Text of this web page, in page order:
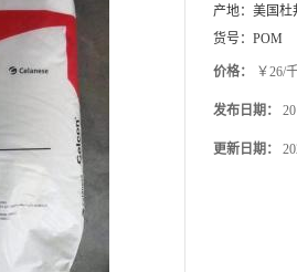
产地： 美国杜
货号： POM
价格： ￥26/
发布日期：
更新日期：